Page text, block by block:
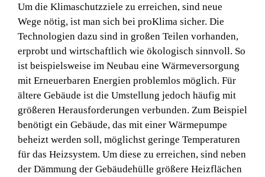
Um die Klimaschutzziele zu erreichen, sind neue
Wege nötig, ist man sich bei proKlima sicher. Die
Technologien dazu sind in großen Teilen vorhanden,
erprobt und wirtschaftlich wie ökologisch sinnvoll. So
ist beispielsweise im Neubau eine Wärmeversorgung
mit Erneuerbaren Energien problemlos möglich. Für
ältere Gebäude ist die Umstellung jedoch häufig mit
größeren Herausforderungen verbunden. Zum Beispiel
benötigt ein Gebäude, das mit einer Wärmepumpe
beheizt werden soll, möglichst geringe Temperaturen
für das Heizsystem. Um diese zu erreichen, sind neben
der Dämmung der Gebäudehülle größere Heizflächen